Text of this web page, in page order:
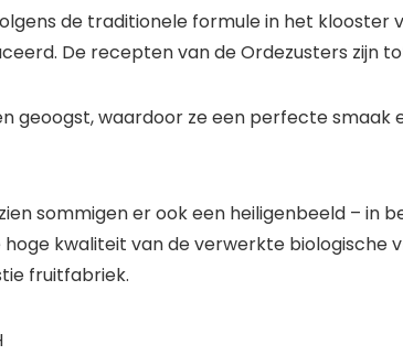
de traditionele formule in het klooster
De recepten van de Ordezusters zijn
geoogst, waardoor ze een perfecte
sommigen er ook een heiligenbeeld – in
kwaliteit van de verwerkte biologische
fruitfabriek.